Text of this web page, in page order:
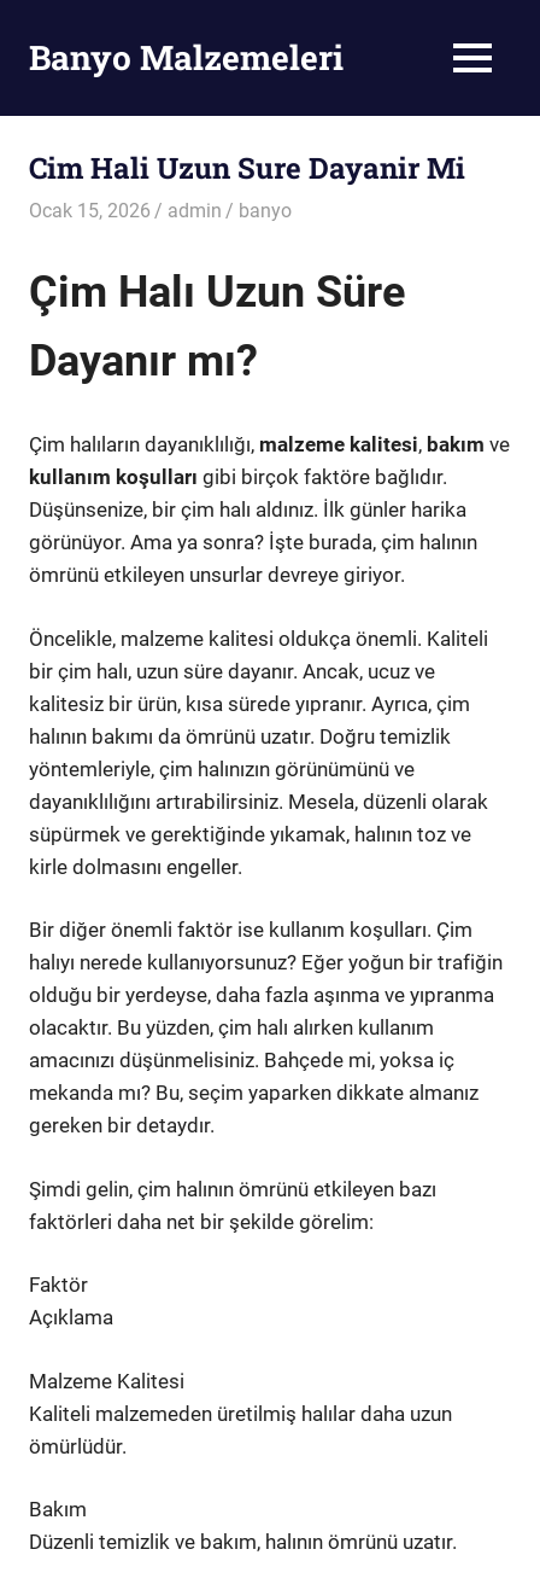
contentBanyo Malzemeleri MENU
Cim Hali Uzun Sure Dayanir Mi
Ocak 15, 2026 admin banyo
Çim Halı Uzun Süre
Dayanır mı?
Çim halıların dayanıklılığı, malzeme kalitesi, bakım ve
kullanım koşulları gibi birçok faktöre bağlıdır.
Düşünsenize, bir çim halı aldınız. İlk günler harika
görünüyor. Ama ya sonra? İşte burada, çim halının
ömrünü etkileyen unsurlar devreye giriyor.
Öncelikle, malzeme kalitesi oldukça önemli. Kaliteli
bir çim halı, uzun süre dayanır. Ancak, ucuz ve
kalitesiz bir ürün, kısa sürede yıpranır. Ayrıca, çim
halının bakımı da ömrünü uzatır. Doğru temizlik
yöntemleriyle, çim halınızın görünümünü ve
dayanıklılığını artırabilirsiniz. Mesela, düzenli olarak
süpürmek ve gerektiğinde yıkamak, halının toz ve
kirle dolmasını engeller.
Bir diğer önemli faktör ise kullanım koşulları. Çim
halıyı nerede kullanıyorsunuz? Eğer yoğun bir trafiğin
olduğu bir yerdeyse, daha fazla aşınma ve yıpranma
olacaktır. Bu yüzden, çim halı alırken kullanım
amacınızı düşünmelisiniz. Bahçede mi, yoksa iç
mekanda mı? Bu, seçim yaparken dikkate almanız
gereken bir detaydır.
Şimdi gelin, çim halının ömrünü etkileyen bazı
faktörleri daha net bir şekilde görelim:
Faktör
Açıklama
Malzeme Kalitesi
Kaliteli malzemeden üretilmiş halılar daha uzun
ömürlüdür.
Bakım
Düzenli temizlik ve bakım, halının ömrünü uzatır.